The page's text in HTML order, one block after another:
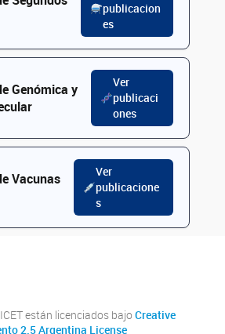
publicacion
es
Genómica y
Ver
publicaci
ones
Vacunas
Ver
publicacione
s
están licenciados bajo Creative
2.5 Argentina License